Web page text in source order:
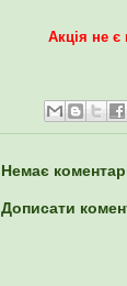
Акція не є
Немає
Дописати